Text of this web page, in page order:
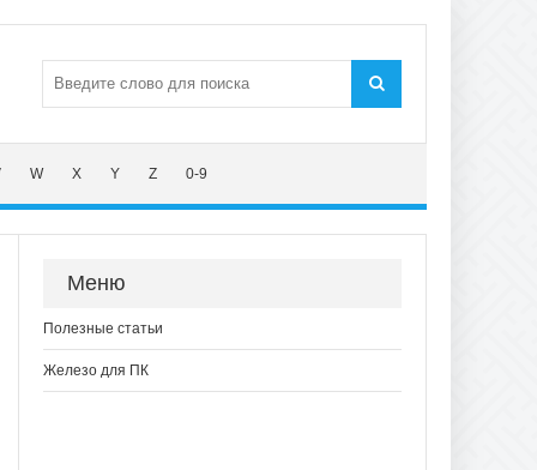
W X Y Z 0-9
Меню
Полезные статьи
Железо для ПК